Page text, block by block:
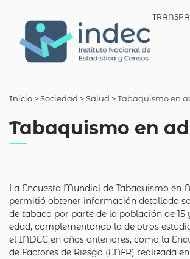
Inicio > Sociedad >Salud >Tabaquismo en
Tabaquismo en
La Encuesta Mundial de Tabaquismo en
permitió obtener información detallada
de tabaco por parte de la población de 15
edad, complementando la de otros
el INDEC en años anteriores, como la
de Factores de Riesgo (ENFR) realizada